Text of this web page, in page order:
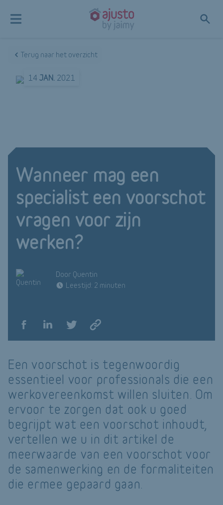
Terug naar het overzicht
14 JAN. 2021
Wanneer mag een
specialist een voorschot
vragen voor zijn
werken?
Door Quentin
Leestijd: 2 minuten
Een voorschot is tegenwoordig
essentieel voor professionals die een
werkovereenkomst willen sluiten. Om
ervoor te zorgen dat ook u goed
begrijpt wat een voorschot inhoudt,
vertellen we u in dit artikel de
meerwaarde van een voorschot voor
de samenwerking en de formaliteiten
die ermee gepaard gaan.